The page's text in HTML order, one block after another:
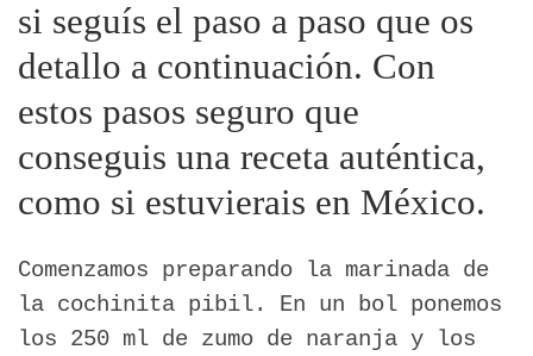
si seguís el paso a paso que os
detallo a continuación. Con
estos pasos seguro que
conseguis una receta auténtica,
como si estuvierais en México.
Comenzamos preparando la marinada de
la cochinita pibil. En un bol ponemos
los 250 ml de zumo de naranja y los